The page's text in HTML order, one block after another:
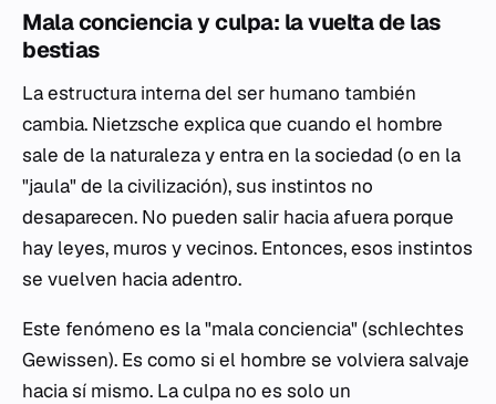
Mala conciencia y culpa: la vuelta de las
bestias
La estructura interna del ser humano también
cambia. Nietzsche explica que cuando el hombre
sale de la naturaleza y entra en la sociedad (o en la
"jaula" de la civilización), sus instintos no
desaparecen. No pueden salir hacia afuera porque
hay leyes, muros y vecinos. Entonces, esos instintos
se vuelven hacia adentro.
Este fenómeno es la "mala conciencia" (schlechtes
Gewissen). Es como si el hombre se volviera salvaje
hacia sí mismo. La culpa no es solo un